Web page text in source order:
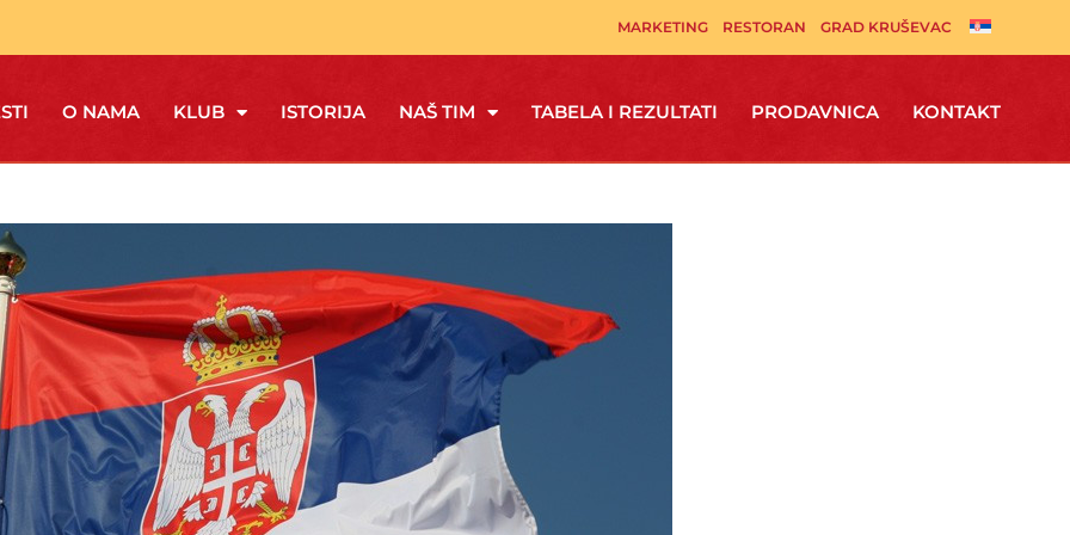
MARKETING RESTORAN GRAD KRUŠEVAC
O NAMA KLUB ISTORIJA NAŠ TIM TABELA I REZULTATI PRODAVNICA KONTAKT